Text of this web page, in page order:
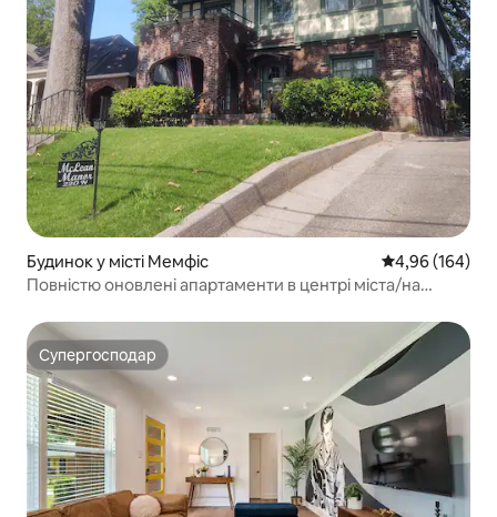
Будинок у місті Мемфіс Середня
4,96 (164)
Повністю оновлені апартаменти в центрі міста/на
Супергосподар
Супергосподар